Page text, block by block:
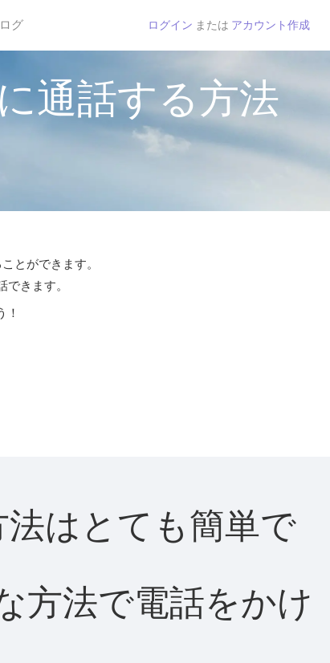
グ ログイン または アカウント作成
通話する方法
とができます。
きます。
！
はとても簡単で
方法で電話をかけ